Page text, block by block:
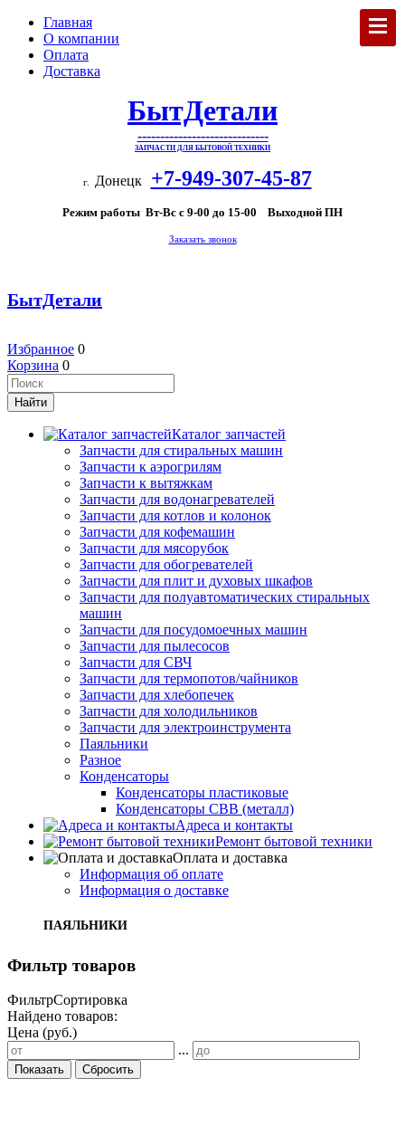
Главная
О компании
Оплата
Доставка
БытДетали
-----------------------------
ЗАПЧАСТИ ДЛЯ БЫТОВОЙ ТЕХНИКИ
г. Донецк +7-949-307-45-87
Режим работы Вт-Вс с 9-00 до 15-00 Выходной ПН
Заказать звонок
БытДетали
Избранное 0
Корзина 0
Каталог запчастей
Запчасти для стиральных машин
Запчасти к аэрогрилям
Запчасти к вытяжкам
Запчасти для водонагревателей
Запчасти для котлов и колонок
Запчасти для кофемашин
Запчасти для мясорубок
Запчасти для обогревателей
Запчасти для плит и духовых шкафов
Запчасти для полуавтоматических стиральных
машин
Запчасти для посудомоечных машин
Запчасти для пылесосов
Запчасти для СВЧ
Запчасти для термопотов/чайников
Запчасти для хлебопечек
Запчасти для холодильников
Запчасти для электроинструмента
Паяльники
Разное
Конденсаторы
Конденсаторы пластиковые
Конденсаторы CBB (металл)
Адреса и контакты
Ремонт бытовой техники
Оплата и доставка
Информация об оплате
Информация о доставке
ПАЯЛЬНИКИ
Фильтр товаров
ФильтрСортировка
Найдено товаров:
Цена (руб.)
...
Показать Сбросить